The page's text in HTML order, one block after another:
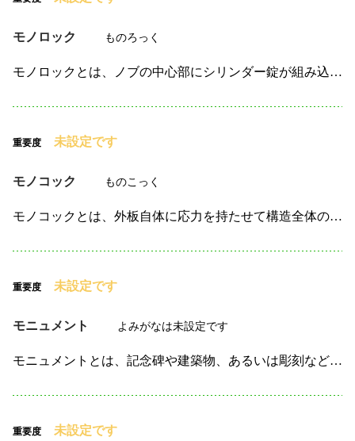
モノロック ものろっく
モノロックとは、ノブの中心部にシリンダー錠が組み込まれているタイプの握り玉のことです。 これにより、別途鍵を取り付ける必要がありません。 主に開き戸用のノブとして使用され、室内側には解除用のプッシ…
重要度 未設定です
モノコック ものこっく
モノコックとは、外板自体に応力を持たせて構造全体の強度を支える方式のことです。 これを応力外皮構造とも呼びます。 主に自動車、鉄道、航空機、さらにはミサイルなど、軽量かつ高強度が求められる分野で採…
重要度 未設定です
モニュメント よみがなは未設定です
モニュメントとは、記念碑や建築物、あるいは彫刻など、 特定の出来事や人物、歴史を象徴するために設置される構造物を指します。 都市や公園、広場などに設置されることが多く、その場所のランドマークとして…
重要度 未設定です